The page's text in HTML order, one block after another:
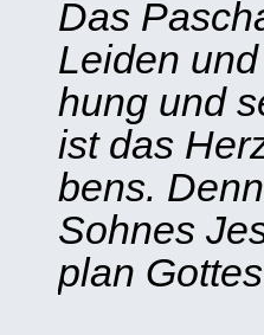
Das
Leiden
hung und
ist das
bens.
Sohnes
plan